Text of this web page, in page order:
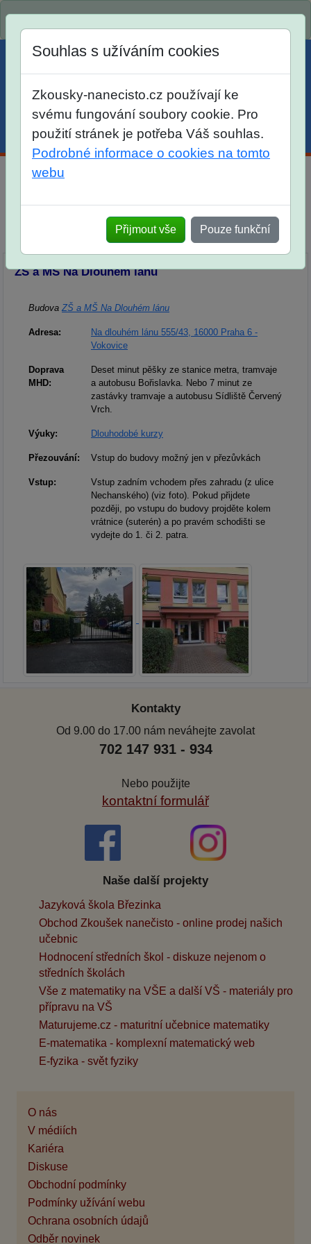
Menu Účet Košík
Kde najdete učebny a školy
Souhlas s užíváním cookies
Zkousky-nanecisto.cz používají ke
svému fungování soubory cookie. Pro
použití stránek je potřeba Váš souhlas.
Podrobné informace o cookies na tomto
webu
Přijmout vše Pouze funkční
ZŠ a MŠ Na Dlouhém lánu
Budova ZŠ a MŠ Na Dlouhém lánu
Adresa:
Na dlouhém lánu 555/43, 16000 Praha 6 -
Vokovice
Doprava
MHD:
Deset minut pěšky ze stanice metra, tramvaje
a autobusu Bořislavka. Nebo 7 minut ze
zastávky tramvaje a autobusu Sídliště Červený
Vrch.
Výuky: Dlouhodobé kurzy
Přezouvání: Vstup do budovy možný jen v přezůvkách
Vstup:
Vstup zadním vchodem přes zahradu (z ulice
Nechanského) (viz foto). Pokud přijdete
později, po vstupu do budovy projděte kolem
vrátnice (suterén) a po pravém schodišti se
vydejte do 1. či 2. patra.
Kontakty
Od 9.00 do 17.00 nám neváhejte zavolat
702 147 931 - 934
Nebo použijte
kontaktní formulář
Naše další projekty
Jazyková škola Březinka
Obchod Zkoušek nanečisto - online prodej našich
učebnic
Hodnocení středních škol - diskuze nejenom o
středních školách
Vše z matematiky na VŠE a další VŠ - materiály pro
přípravu na VŠ
Maturujeme.cz - maturitní učebnice matematiky
E-matematika - komplexní matematický web
E-fyzika - svět fyziky
O nás
V médiích
Kariéra
Diskuse
Obchodní podmínky
Podmínky užívání webu
Ochrana osobních údajů
Odběr novinek